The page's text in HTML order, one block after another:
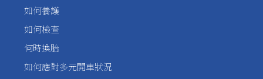
如何養護
如何檢查
何時換胎
如何應對多元開車狀況